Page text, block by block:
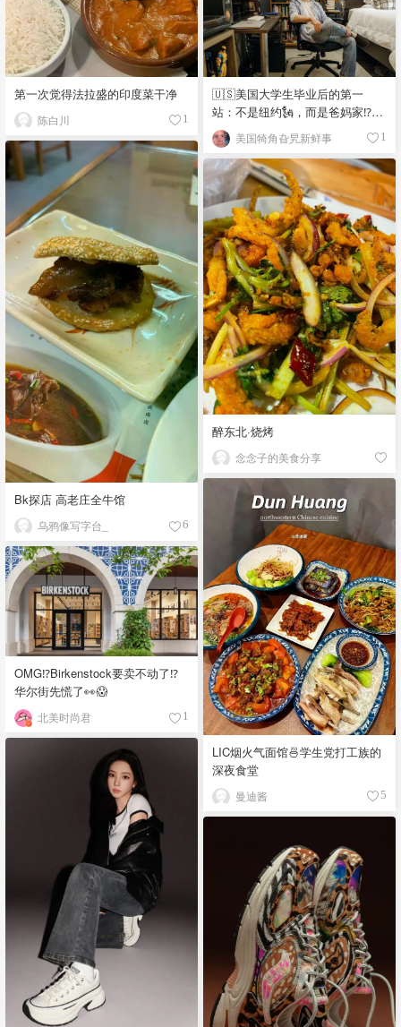
第一次觉得法拉盛的印度菜干净
陈白川 1
🇺🇸美国大学生毕业后的第一
站：不是纽约🗽，而是爸妈家⁉️😂
🏠
美国犄角旮旯新鲜事 1
Bk探店 高老庄全牛馆
乌鸦像写字台_ 6
醉东北·烧烤
念念子的美食分享
LIC烟火气面馆🍜学生党打工族的
深夜食堂
曼迪酱 5
OMG⁉️Birkenstock要卖不动了⁉
华尔街先慌了👀😱
北美时尚君 1